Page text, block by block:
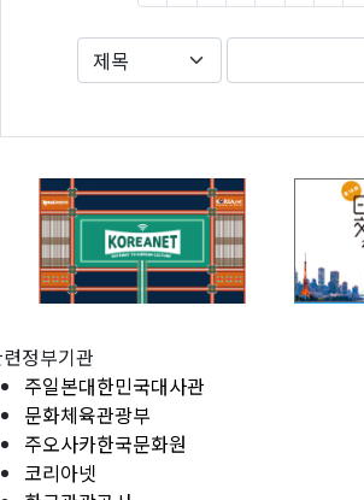
정부기관
주일본대한민국대사관
문화체육관광부
주오사카한국문화원
코리아넷